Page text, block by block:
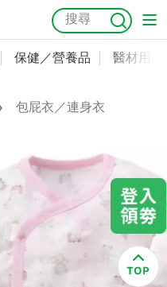
魚油 幼兒米餅
保健／營養品 醫材用品
包屁衣／連身衣